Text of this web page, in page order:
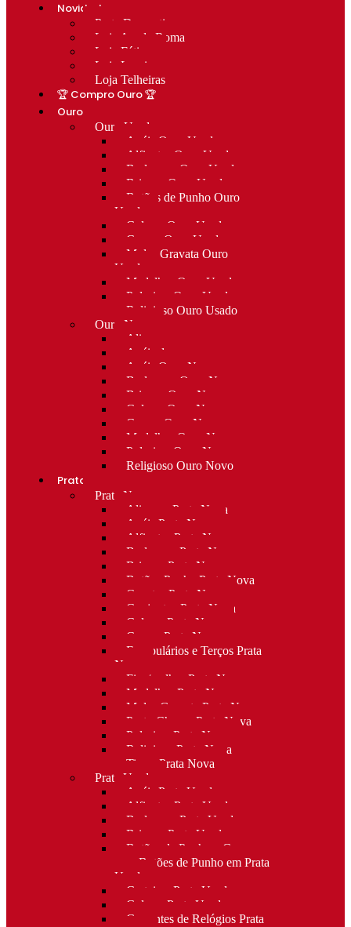
Novidades
Prata Decorativa
Loja Av. de Roma
Loja Fátima
Loja Lumiar
Loja Telheiras
🏆 Compro Ouro 🏆
Ouro
Ouro Usado
Anéis Ouro Usado
Alfinetes Ouro Usado
Berloques Ouro Usado
Brincos Ouro Usado
Botões de Punho Ouro
Usado
Colares Ouro Usado
Cruzes Ouro Usado
Molas Gravata Ouro
Usado
Medalhas Ouro Usado
Pulseiras Ouro Usado
Religioso Ouro Usado
Ouro Novo
Alianças
Anéis de curso
Anéis Ouro Novo
Berloques Ouro Novo
Brincos Ouro Novo
Colares Ouro Novo
Cruzes Ouro Novo
Medalhas Ouro Novo
Pulseiras Ouro Novo
Religioso Ouro Novo
Prata
Prata Nova
Alianças Prata Nova
Anéis Prata Nova
Alfinetes Prata Nova
Berloques Prata Nova
Brincos Prata Nova
Botões Punho Prata Nova
Canetas Prata Nova
Conjuntos Prata Nova
Colares Prata Nova
Cruzes Prata Nova
Escapulários e Terços Prata
Nova
Fios/malhas Prata Nova
Medalhas Prata Nova
Molas Gravata Prata Nova
Porta-Chaves Prata Nova
Pulseiras Prata Nova
Religioso Prata Nova
Tiaras Prata Nova
Prata Usada
Anéis Prata Usada
Alfinetes Prata Usada
Berloques Prata Usada
Brincos Prata Usada
Botões de Punho e Capas
para Botões de Punho em Prata
Usada
Carteiras Prata Usada
Colares Prata Usada
Correntes de Relógios Prata